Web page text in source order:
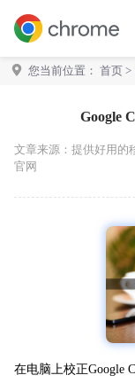
您当前位置： 首页 >
Google
文章来源： 提供好用的
官网
在电脑上校正Google